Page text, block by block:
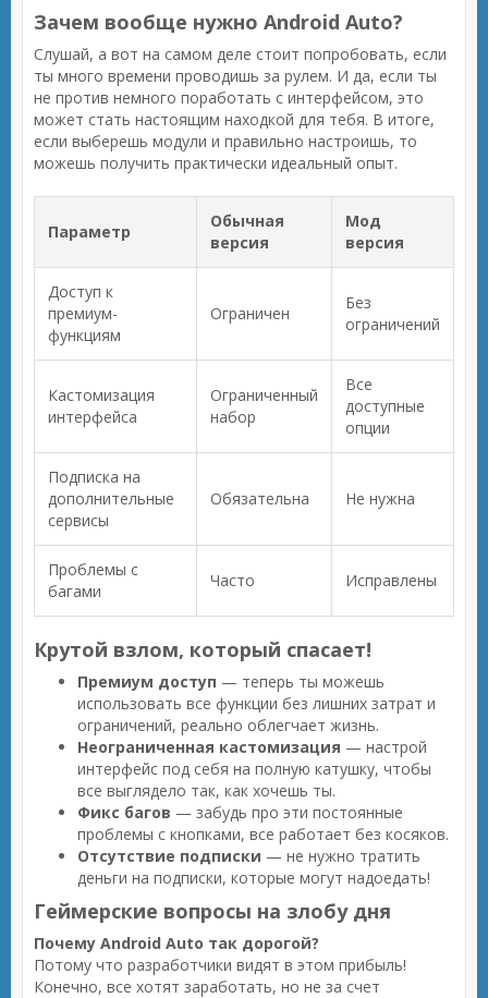
Зачем вообще нужно Android Auto?
Слушай, а вот на самом деле стоит попробовать, если
ты много времени проводишь за рулем. И да, если ты
не против немного поработать с интерфейсом, это
может стать настоящим находкой для тебя. В итоге,
если выберешь модули и правильно настроишь, то
можешь получить практически идеальный опыт.
Параметр
Обычная
версия
Мод
версия
Доступ к
премиум-
функциям
Ограничен
Без
ограничений
Кастомизация
интерфейса
Ограниченный
набор
Все
доступные
опции
Подписка на
дополнительные
сервисы
Обязательна Не нужна
Проблемы с
багами
Часто Исправлены
Крутой взлом, который спасает!
Премиум доступ — теперь ты можешь
использовать все функции без лишних затрат и
ограничений, реально облегчает жизнь.
Неограниченная кастомизация — настрой
интерфейс под себя на полную катушку, чтобы
все выглядело так, как хочешь ты.
Фикс багов — забудь про эти постоянные
проблемы с кнопками, все работает без косяков.
Отсутствие подписки — не нужно тратить
деньги на подписки, которые могут надоедать!
Геймерские вопросы на злобу дня
Почему Android Auto так дорогой?
Потому что разработчики видят в этом прибыль!
Конечно, все хотят заработать, но не за счет